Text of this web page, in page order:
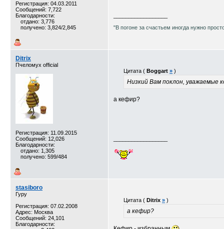
Регистрация: 04.03.2011
Сообщений: 7,722
Благодарности:
отдано: 3,776
получено: 3,824/2,845
"В погоне за счастьем иногда нужно
Ditrix
Пчеломух official
Регистрация: 11.09.2015
Сообщений: 12,026
Благодарности:
отдано: 1,305
получено: 599/484
Цитата ( Boggart » )
Низкий Вам поклон, уважаемые
а кефир?
stasiboro
Гуру
Регистрация: 07.02.2008
Адрес: Москва
Сообщений: 24,101
Благодарности:
Цитата ( Ditrix » )
а кефир?